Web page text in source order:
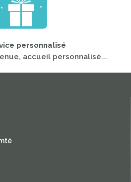
personnalisé
accueil personnalisé...